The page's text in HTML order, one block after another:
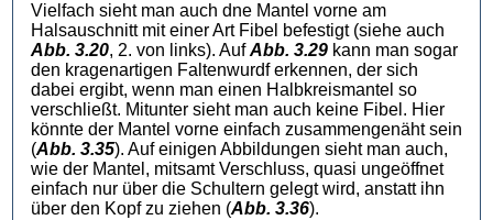
Vielfach sieht man auch dne Mantel vorne am
Halsauschnitt mit einer Art Fibel befestigt (siehe auch
Abb. 3.20, 2. von links). AufAbb. 3.29 kann man sogar
den kragenartigen Faltenwurdf erkennen, der sich
dabei ergibt, wenn man einen Halbkreismantel so
verschließt. Mitunter sieht man auch keine Fibel. Hier
könnte der Mantel vorne einfach zusammengenäht sein
(Abb. 3.35). Auf einigen Abbildungen sieht man auch,
wie der Mantel, mitsamt Verschluss, quasi ungeöffnet
einfach nur über die Schultern gelegt wird, anstatt ihn
über den Kopf zu ziehen (Abb. 3.36).